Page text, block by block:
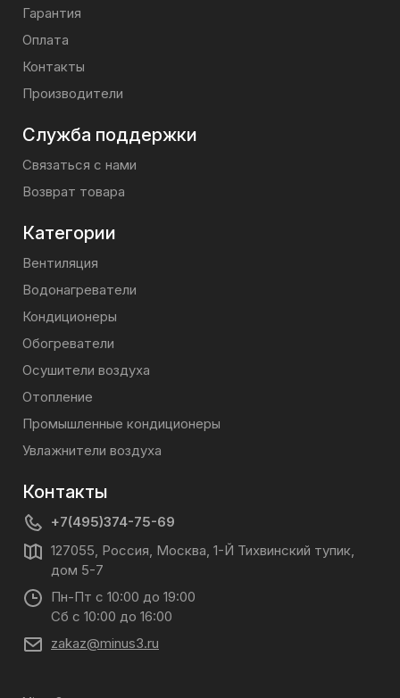
Гарантия
Оплата
Контакты
Производители
Служба поддержки
Связаться с нами
Возврат товара
Категории
Вентиляция
Водонагреватели
Кондиционеры
Обогреватели
Осушители воздуха
Отопление
Промышленные кондиционеры
Увлажнители воздуха
Контакты
+7(495)374-75-69
127055, Россия, Москва, 1-Й Тихвинский тупик,
дом 5-7
Пн-Пт с 10:00 до 19:00
Сб с 10:00 до 16:00
zakaz@minus3.ru